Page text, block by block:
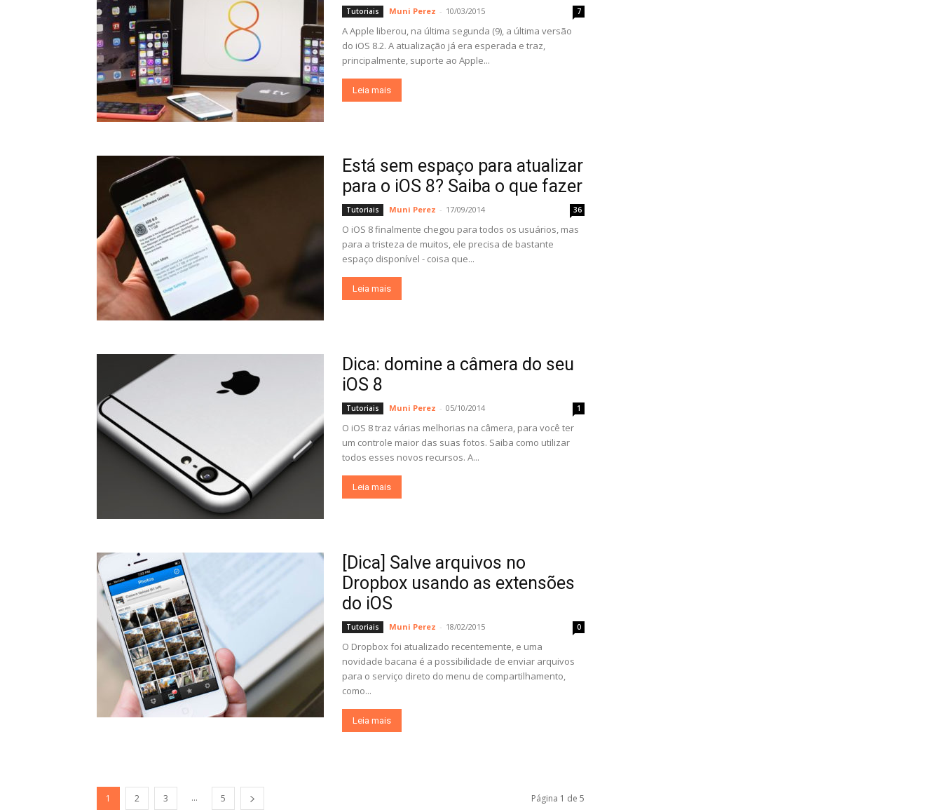
Tutoriais Muni Perez - 10/03/2015 7
A Apple liberou, na última segunda (9), a última versão
do iOS 8.2. A atualização já era esperada e traz,
principalmente, suporte ao Apple...
Leia mais
Está sem espaço para atualizar
para o iOS 8? Saiba o que fazer
Tutoriais Muni Perez - 17/09/2014 36
O iOS 8 finalmente chegou para todos os usuários, mas
para a tristeza de muitos, ele precisa de bastante
espaço disponível - coisa que...
Leia mais
Dica: domine a câmera do seu
iOS 8
Tutoriais Muni Perez - 05/10/2014 1
O iOS 8 traz várias melhorias na câmera, para você ter
um controle maior das suas fotos. Saiba como utilizar
todos esses novos recursos. A...
Leia mais
[Dica] Salve arquivos no
Dropbox usando as extensões
do iOS
Tutoriais Muni Perez - 18/02/2015 0
O Dropbox foi atualizado recentemente, e uma
novidade bacana é a possibilidade de enviar arquivos
para o serviço direto do menu de compartilhamento,
como...
Leia mais
1 2 3 ... 5 Página 1 de 5